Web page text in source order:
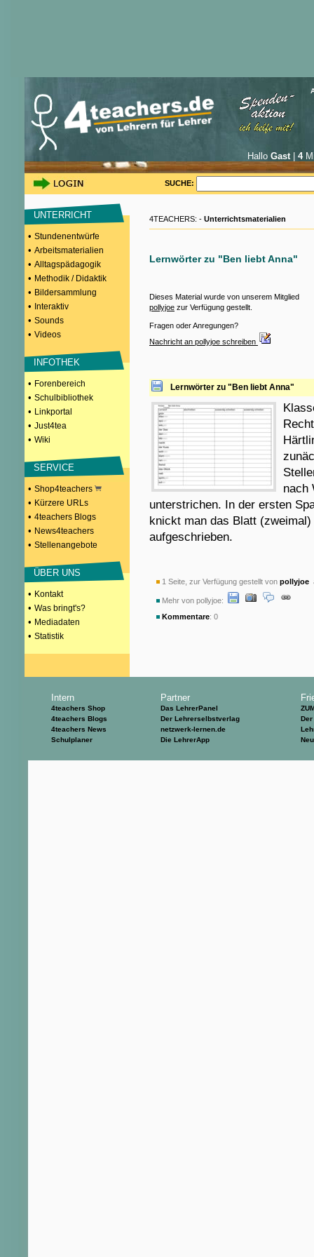
Hallo Gast| 4
SUCHE:
UNTERRICHT
• Stundenentwürfe
• Arbeitsmaterialien
• Alltagspädagogik
• Methodik / Didaktik
• Bildersammlung
• Interaktiv
• Sounds
• Videos
INFOTHEK
• Forenbereich
• Schulbibliothek
• Linkportal
• Just4tea
• Wiki
SERVICE
• Shop4teachers
• Kürzere URLs
• 4teachers Blogs
• News4teachers
• Stellenangebote
ÜBER UNS
• Kontakt
• Was bringt's?
• Mediadaten
• Statistik
4TEACHERS: - Unterrichtsmaterialien
Lernwörter zu "Ben liebt Anna"
Dieses Material wurde von unserem Mitglied
pollyjoe zur Verfügung gestellt.
Fragen oder Anregungen?
Nachricht an pollyjoe schreiben
Lernwörter zu "Ben liebt Anna"
nach
unterstrichen. In der ersten
knickt man das Blatt
aufgeschrieben.
1 Seite, zur Verfügung gestellt von pollyjoe
Mehr von pollyjoe:
Kommentare: 0
Intern
4teachers Shop
4teachers Blogs
4teachers News
Schulplaner
Partner
Das LehrerPanel
Der Lehrerselbstverlag
netzwerk-lernen.de
Die LehrerApp